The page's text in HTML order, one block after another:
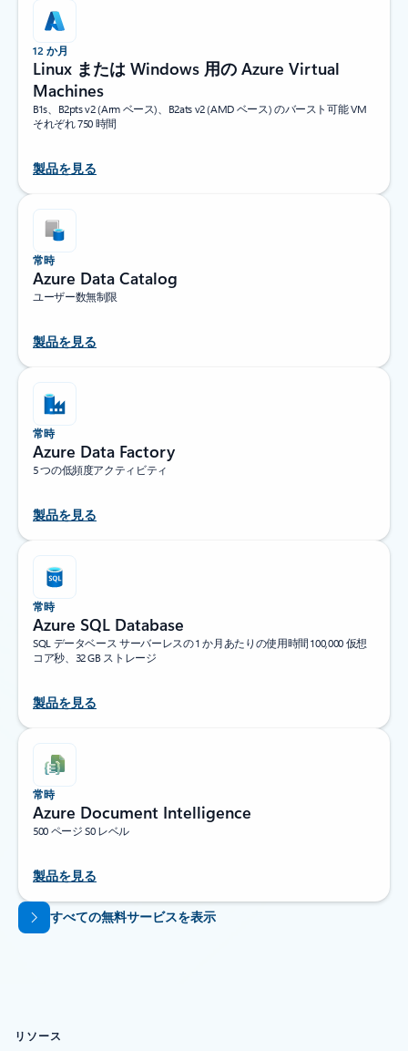
12 か月
Linux または Windows 用の Azure Virtual
Machines
B1s、B2pts v2 (Arm ベース)、B2ats v2 (AMD ベース) のバースト可能 VM
それぞれ 750 時間
製品を見る
常時
Azure Data Catalog
ユーザー数無制限
製品を見る
常時
Azure Data Factory
5 つの低頻度アクティビティ
製品を見る
常時
Azure SQL Database
SQL データベース サーバーレスの 1 か月あたりの使用時間 100,000 仮想
コア秒、32 GB ストレージ
製品を見る
常時
Azure Document Intelligence
500 ページ S0 レベル
製品を見る
タブに戻るすべての無料サービスを表示
リソース